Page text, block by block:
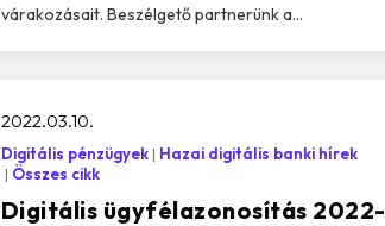
várakozásait. Beszélgető partnerünk a...
Digitális ügyfélazonosítás 2022-
2022.03.10.
Digitális pénzügyek
Hazai digitális banki hírek
Összes cikk